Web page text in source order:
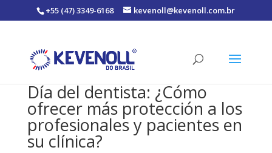
+55 (47) 3349-6168 kevenoll@kevenoll.com.br
Día del dentista: ¿Cómo
ofrecer más protección a los
profesionales y pacientes en
su clínica?